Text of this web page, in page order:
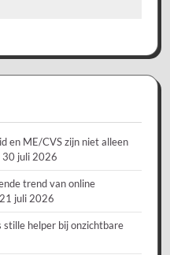
en ME/CVS zijn niet alleen
30 juli 2026
trend van online
21 juli 2026
stille helper bij onzichtbare